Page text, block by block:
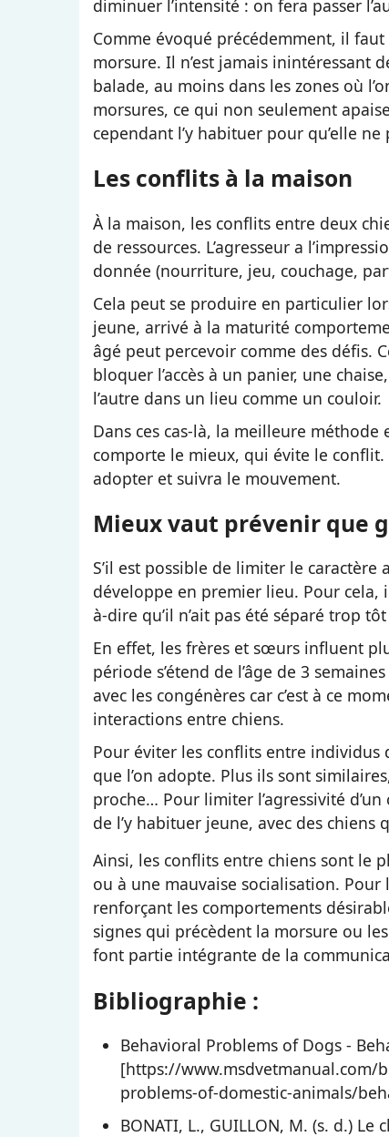
diminuer l’intensité : on fera passer
Comme évoqué précédemment, il
morsure. Il n’est jamais inintéressant
balade, au moins dans les zones où
morsures, ce qui non seulement
cependant l’y habituer pour qu’elle
Les conflits à la maison
À la maison, les conflits entre deux
de ressources. L’agresseur a
donnée (nourriture, jeu, couchage,
Cela peut se produire en particulier
jeune, arrivé à la maturité
âgé peut percevoir comme des défis.
bloquer l’accès à un panier, une
l’autre dans un lieu comme un couloir.
Dans ces cas-là, la meilleure
comporte le mieux, qui évite le conflit.
adopter et suivra le mouvement.
Mieux vaut prévenir que
S’il est possible de limiter le caractère
développe en premier lieu. Pour cela,
à-dire qu’il n’ait pas été séparé trop
En effet, les frères et sœurs influent
période s’étend de l’âge de 3
avec les congénères car c’est à ce
interactions entre chiens.
Pour éviter les conflits entre individus
que l’on adopte. Plus ils sont
proche… Pour limiter l’agressivité
de l’y habituer jeune, avec des chiens
Ainsi, les conflits entre chiens sont le
ou à une mauvaise socialisation. Pour
renforçant les comportements
signes qui précèdent la morsure ou
font partie intégrante de la
Bibliographie :
Behavioral Problems of Dogs -
[https://www.msdvetmanual.com/
problems-of-domestic-animals/
BONATI, L., GUILLON, M. (s. d.)